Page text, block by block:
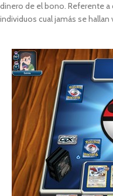
dinero de el bono. Referente
individuos cual jamás se